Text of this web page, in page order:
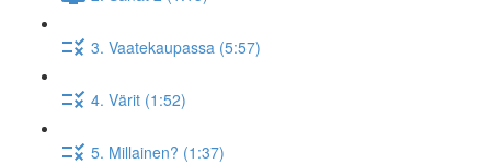
3. Vaatekaupassa (5:57)
4. Värit (1:52)
5. Millainen? (1:37)